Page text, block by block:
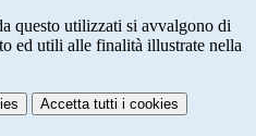
questo utilizzati si avvalgono di
ed utili alle finalità illustrate nella
Accetta tutti i cookies